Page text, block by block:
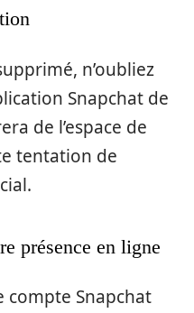
n’oubliez
Snapchat de
de l’espace de
tentation de
présence en ligne
compte Snapchat